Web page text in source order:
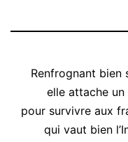
Renfrognant bien
elle attache
pour survivre aux
qui vaut bien